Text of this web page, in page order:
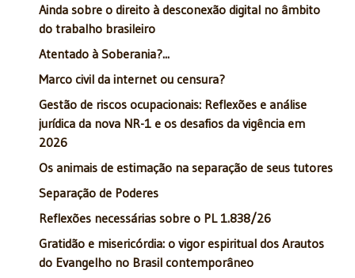
Ainda sobre o direito à desconexão digital no âmbito
do trabalho brasileiro
Atentado à Soberania?...
Marco civil da internet ou censura?
Gestão de riscos ocupacionais: Reflexões e análise
jurídica da nova NR-1 e os desafios da vigência em
2026
Os animais de estimação na separação de seus tutores
Separação de Poderes
Reflexões necessárias sobre o PL 1.838/26
Gratidão e misericórdia: o vigor espiritual dos Arautos
do Evangelho no Brasil contemporâneo